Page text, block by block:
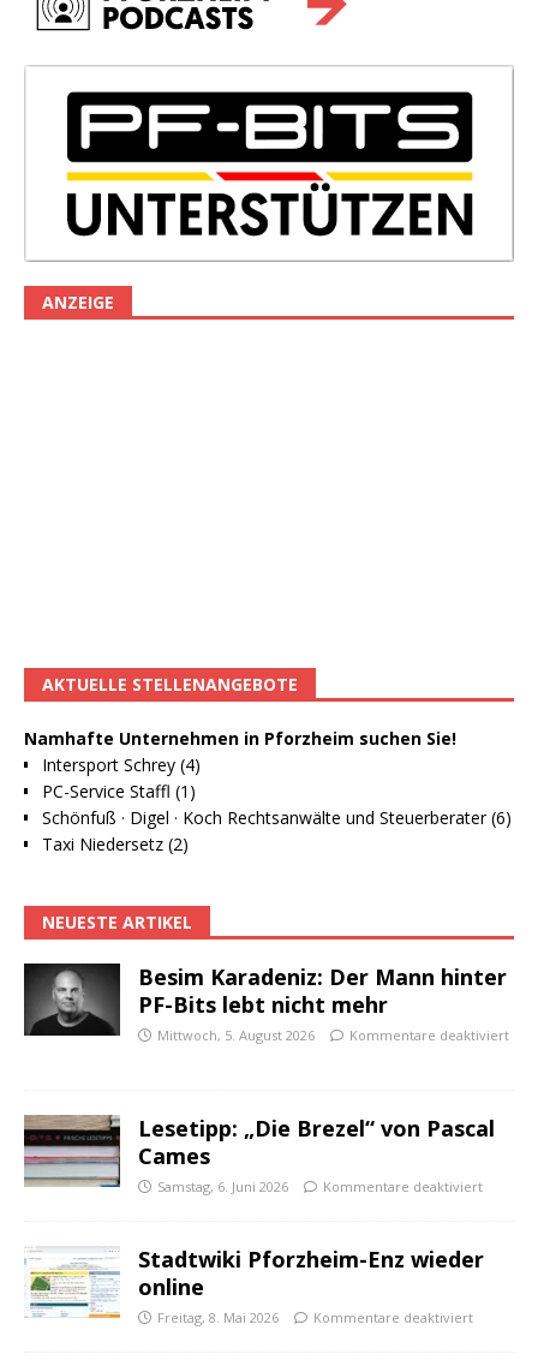
ANZEIGE
AKTUELLE STELLENANGEBOTE
Namhafte Unternehmen in Pforzheim suchen Sie!
Intersport Schrey (4)
PC-Service Staffl (1)
Schönfuß · Digel · Koch Rechtsanwälte und Steuerberater (6)
Taxi Niedersetz (2)
NEUESTE ARTIKEL
Besim Karadeniz: Der Mann hinter
PF-Bits lebt nicht mehr
Mittwoch, 5. August 2026 Kommentare deaktiviert
Lesetipp: „Die Brezel“ von Pascal
Cames
Samstag, 6. Juni 2026 Kommentare deaktiviert
Stadtwiki Pforzheim-Enz wieder
online
Freitag, 8. Mai 2026 Kommentare deaktiviert